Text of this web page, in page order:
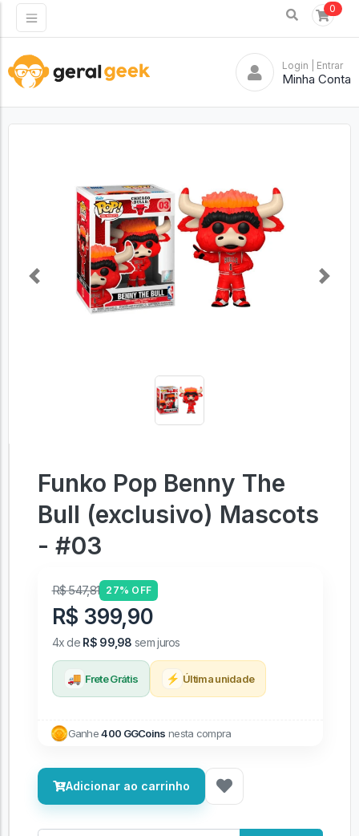
0
Login | Entrar
Minha Conta
Previous Next
Funko Pop Benny The
Bull (exclusivo) Mascots
- #03
R$ 547,81 27% OFF
R$ 399,90
4x de R$ 99,98 sem juros
🚚 Frete Grátis ⚡ Última unidade
Ganhe400 GGCoins nesta compra
Adicionar ao carrinho